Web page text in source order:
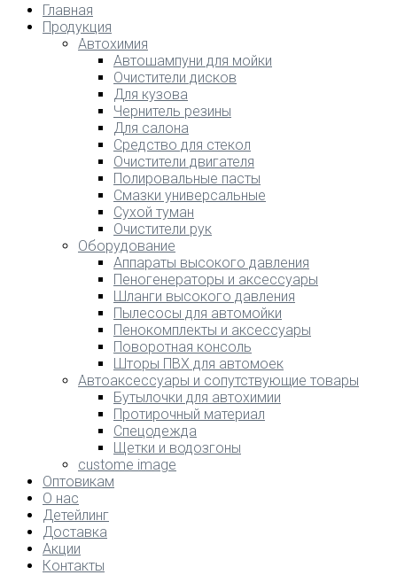
Главная
Продукция
Автохимия
Автошампуни для мойки
Очистители дисков
Для кузова
Чернитель резины
Для салона
Средство для стекол
Очистители двигателя
Полировальные пасты
Смазки универсальные
Сухой туман
Очистители рук
Оборудование
Аппараты высокого давления
Пеногенераторы и аксессуары
Шланги высокого давления
Пылесосы для автомойки
Пенокомплекты и аксессуары
Поворотная консоль
Шторы ПВХ для автомоек
Автоаксессуары и сопутствующие товары
Бутылочки для автохимии
Протирочный материал
Спецодежда
Щетки и водозгоны
custome image
Оптовикам
О нас
Детейлинг
Доставка
Акции
Контакты